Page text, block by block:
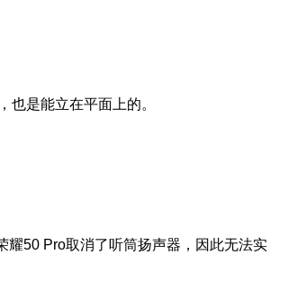
也是能立在平面上的。
耀50 Pro取消了听筒扬声器，因此无法实